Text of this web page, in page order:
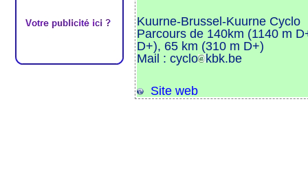
Kuurne-Brussel-Kuurne Cyclo
Parcours de 140km (1140 m
D+), 65 km (310 m D+)
Mail : cyclo kbk.be
Site web